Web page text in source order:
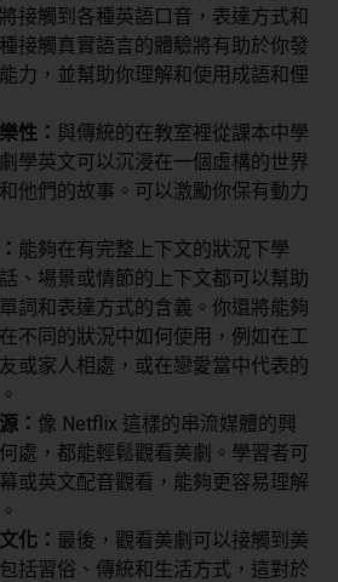
接觸到各種英語口音，表達方式和
接觸真實語言的體驗將有助於你發
力，並幫助你理解和使用成語和俚
性： 與傳統的在教室裡從課本中學
學英文可以沉浸在一個虛構的世界
他們的故事。可以激勵你保有動力
能夠在有完整上下文的狀況下學
、場景或情節的上下文都可以幫助
詞和表達方式的含義。你還將能夠
不同的狀況中如何使用，例如在工
或家人相處，或在戀愛當中代表的
： 像 Netflix 這樣的串流媒體的興
處，都能輕鬆觀看美劇。學習者可
或英文配音觀看，能夠更容易理解
化： 最後，觀看美劇可以接觸到美
括習俗、傳統和生活方式，這對於